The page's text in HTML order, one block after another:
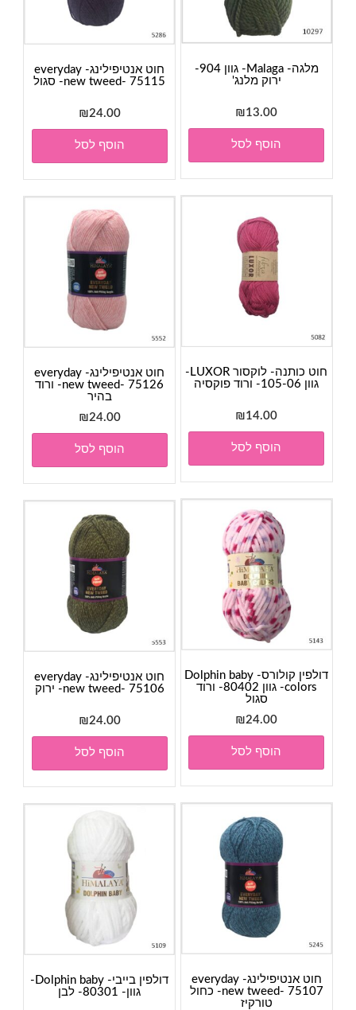
מלגה- Malaga- גוון 904-
ירוק מלנג'
₪13.00
הוסף לסל
חוט אנטיפילינג- everyday
new tweed- 75115- סגול
₪24.00
הוסף לסל
חוט כותנה- לוקסור LUXOR-
גוון 105-06- ורוד פוקסיה
₪14.00
הוסף לסל
חוט אנטיפילינג- everyday
new tweed- 75126- ורוד
בהיר
₪24.00
הוסף לסל
דולפין קולורס- Dolphin baby
colors- גוון 80402- ורוד
סגול
₪24.00
הוסף לסל
חוט אנטיפילינג- everyday
new tweed- 75106- ירוק
₪24.00
הוסף לסל
חוט אנטיפילינג- everyday
new tweed- 75107- כחול
טורקיז
דולפין בייבי- Dolphin baby-
גוון- 80301- לבן